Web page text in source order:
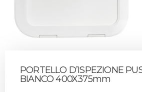
PORTELLO D’ISPEZIONE
BIANCO 400X375mm